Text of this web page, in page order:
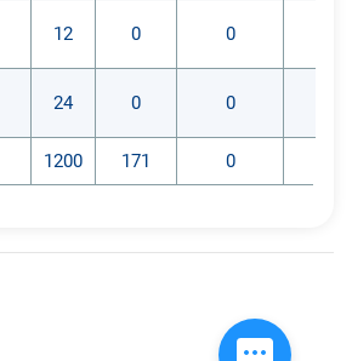
12 0 0
24 0 0
1200 171 0